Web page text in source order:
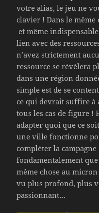
votre alias, le jeu ne
clavier ! Dans le même
et même
lien avec des
n’avez strictement
ressource se révèlera
dans une région
simple est de se
ce qui devrait suffire à
tous les cas de figure !
adapter quoi que ce
une ville fonctionne
compléter la
fondamentalement
même chose au
vu plus profond, plus
passionnant…